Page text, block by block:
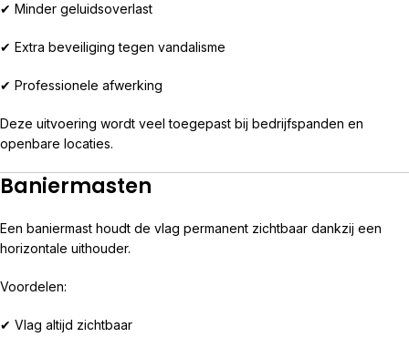
✔ Minder geluidsoverlast
✔ Extra beveiliging tegen vandalisme
✔ Professionele afwerking
Deze uitvoering wordt veel toegepast bij bedrijfspanden en
openbare locaties.
Baniermasten
Een baniermast houdt de vlag permanent zichtbaar dankzij een
horizontale uithouder.
Voordelen:
✔ Vlag altijd zichtbaar